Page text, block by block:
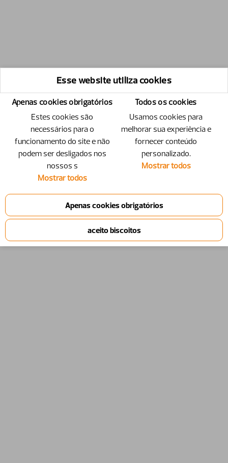
Esse website utiliza cookies
Apenas cookies obrigatórios
Estes cookies são
necessários para o
funcionamento do site e não
podem ser desligados nos
nossos s
Mostrar todos
Todos os cookies
Usamos cookies para
melhorar sua experiência e
fornecer conteúdo
personalizado.
Mostrar todos